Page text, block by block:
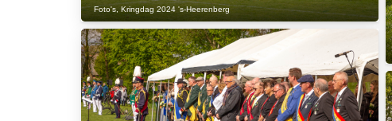
Foto's Kringdag 2024 's-Heerenberg